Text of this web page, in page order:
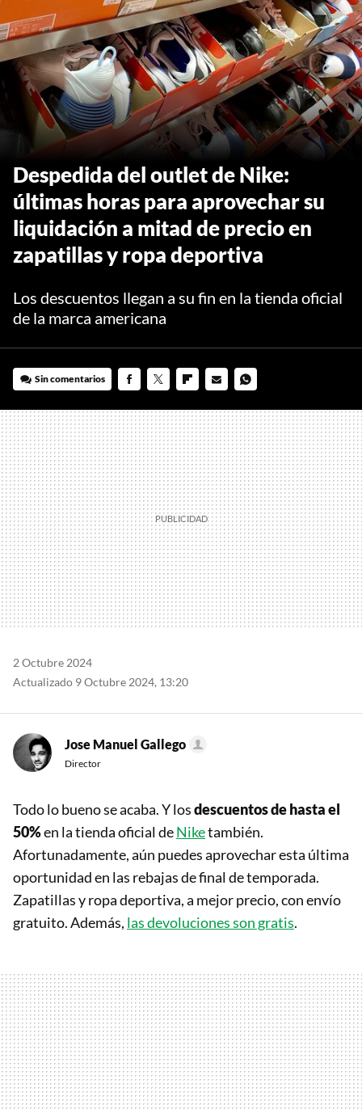
Despedida del outlet de Nike:
últimas horas para aprovechar su
liquidación a mitad de precio en
zapatillas y ropa deportiva
Los descuentos llegan a su fin en la tienda oficial
de la marca americana
Sin comentarios
MAIL
2 Octubre 2024
Actualizado 9 Octubre 2024, 13:20
Jose Manuel Gallego
Director
Todo lo bueno se acaba. Y losdescuentos de hasta el
50%en la tienda oficial deNiketambién.
Afortunadamente, aún puedes aprovechar esta última
oportunidad en las rebajas de final de temporada.
Zapatillas y ropa deportiva, a mejor precio, con envío
gratuito. Además, las devoluciones son gratis.